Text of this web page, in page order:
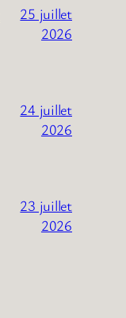
25 juillet
2026
24 juillet
2026
23 juillet
2026